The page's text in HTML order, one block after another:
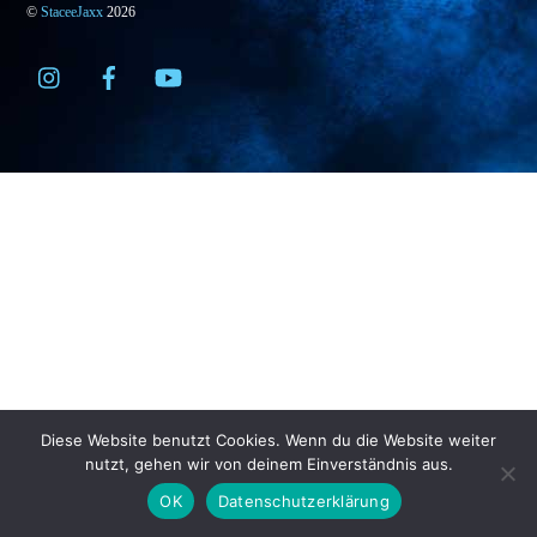
©StaceeJaxx 2026
Diese Website benutzt Cookies. Wenn du die Website weiter
nutzt, gehen wir von deinem Einverständnis aus.
OK
Datenschutzerklärung